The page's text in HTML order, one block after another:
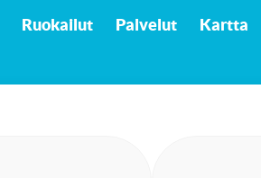
Ruokailut Palvelut Kartta